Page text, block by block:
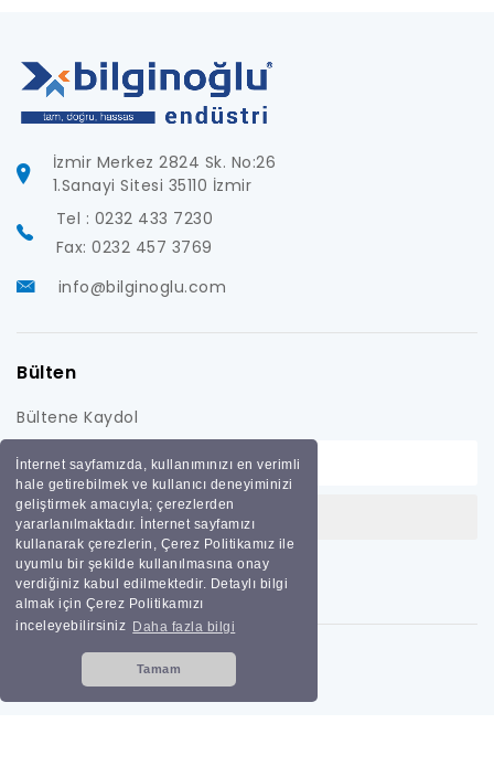
İnternet sayfamızda, kullanımınızı en verimli
hale getirebilmek ve kullanıcı deneyiminizi
geliştirmek amacıyla; çerezlerden
yararlanılmaktadır. İnternet sayfamızı
kullanarak çerezlerin, Çerez Politikamız ile
uyumlu bir şekilde kullanılmasına onay
verdiğiniz kabul edilmektedir. Detaylı bilgi
almak için Çerez Politikamızı
inceleyebilirsiniz Daha fazla bilgi
Tamam
İzmir Merkez 2824 Sk. No:26
1.Sanayi Sitesi 35110 İzmir
Tel : 0232 433 7230
Fax: 0232 457 3769
info@bilginoglu.com
Bülten
Bültene Kaydol